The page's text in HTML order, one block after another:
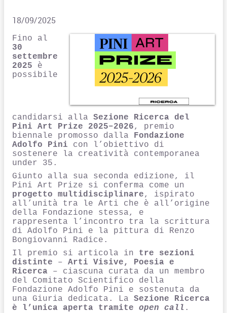
18/09/2025
Fino al
30
settembre
2025 è
possibile
candidarsi allaSezione Ricerca del
Pini Art Prize 2025–2026, premio
biennale promosso dalla Fondazione
Adolfo Pini con l’obiettivo di
sostenere la creatività contemporanea
under 35.
Giunto alla sua seconda edizione, il
Pini Art Prize si conferma come un
progetto multidisciplinare, ispirato
all’unità tra le Arti che è all’origine
della Fondazione stessa, e
rappresenta l’incontro tra la scrittura
di Adolfo Pini e la pittura di Renzo
Bongiovanni Radice.
Il premio si articola in tre sezioni
distinte –Arti Visive, Poesia e
Ricerca – ciascuna curata da un membro
del Comitato Scientifico della
Fondazione Adolfo Pini e sostenuta da
una Giuria dedicata. LaSezione Ricerca
è l’unica aperta tramiteopen call .